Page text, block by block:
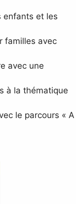
enfants et les
familles avec
avec une
à la thématique
le parcours « A